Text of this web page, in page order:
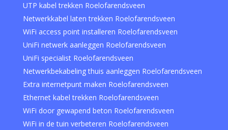
UTP kabel trekken Roelofarendsveen
Netwerkkabel laten trekken Roelofarendsveen
WiFi access point installeren Roelofarendsveen
UniFi netwerk aanleggen Roelofarendsveen
UniFi specialist Roelofarendsveen
Netwerkbekabeling thuis aanleggen Roelofarendsveen
Extra internetpunt maken Roelofarendsveen
Ethernet kabel trekken Roelofarendsveen
WiFi door gewapend beton Roelofarendsveen
WiFi in de tuin verbeteren Roelofarendsveen